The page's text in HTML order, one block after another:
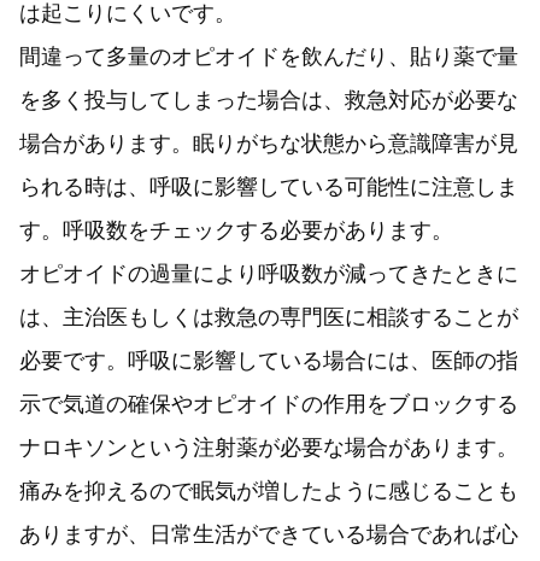
は起こりにくいです。
間違って多量のオピオイドを飲んだり、貼り薬で量
を多く投与してしまった場合は、救急対応が必要な
場合があります。眠りがちな状態から意識障害が見
られる時は、呼吸に影響している可能性に注意しま
す。呼吸数をチェックする必要があります。
オピオイドの過量により呼吸数が減ってきたときに
は、主治医もしくは救急の専門医に相談することが
必要です。呼吸に影響している場合には、医師の指
示で気道の確保やオピオイドの作用をブロックする
ナロキソンという注射薬が必要な場合があります。
痛みを抑えるので眠気が増したように感じることも
ありますが、日常生活ができている場合であれば心